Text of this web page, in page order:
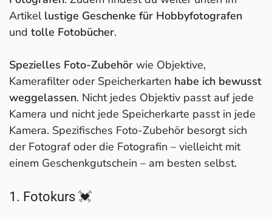
7. USB-Stick in Kamera-Form 💲
8. Turnbeutel "So sieht der beste Fotograf
9. Kochschürze "Nackter Fotograf" 💲
Tolle Fotobücher als Geschenk
1. Das Handwerkszeug des Fotografen: In 60
Workshops zu besseren Fotos 💓
2. Porträt-Rezepte mit natürlichem Licht 💓
3. Models richtig fotografieren – 1000 Posen
💲
5. Fotografieren mit Wind und Wetter
Artikel lustige Geschenke für Hobbyfotografen
und tolle Fotobücher.
Spezielles Foto-Zubehör wie Objektive,
Kamerafilter oder Speicherkarten habe ich bewusst
weggelassen. Nicht jedes Objektiv passt auf jede
Kamera und nicht jede Speicherkarte passt in jede
Kamera. Spezifisches Foto-Zubehör besorgt sich
der Fotograf oder die Fotografin – vielleicht mit
einem Geschenkgutschein – am besten selbst.
1. Fotokurs 💓